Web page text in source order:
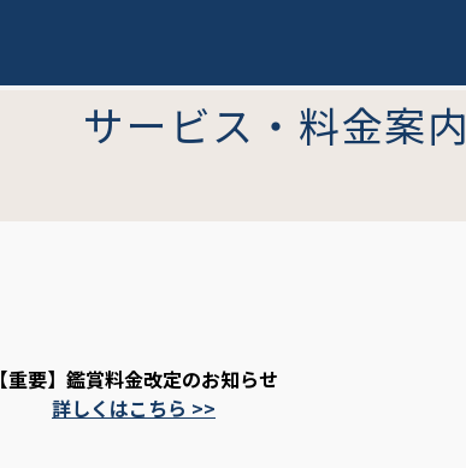
サービス・料金案内
【重要】鑑賞料金改定のお知らせ
詳しくはこちら >>